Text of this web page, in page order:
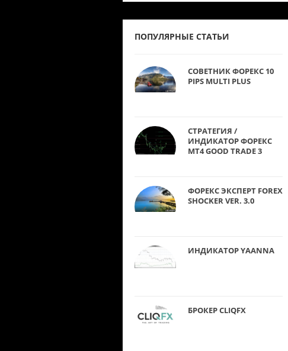
ПОПУЛЯРНЫЕ СТАТЬИ
СОВЕТНИК ФОРЕКС 10
PIPS MULTI PLUS
СТРАТЕГИЯ /
ИНДИКАТОР ФОРЕКС
MT4 GOOD TRADE 3
ФОРЕКС ЭКСПЕРТ FOREX
SHOCKER VER. 3.0
ИНДИКАТОР YAANNA
БРОКЕР CLIQFX